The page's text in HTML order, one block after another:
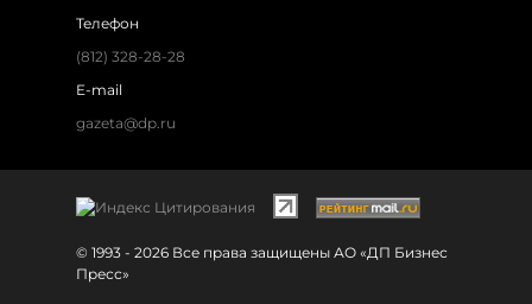
Телефон
(812) 328-28-28
E-mail
gazeta@dp.ru
© 1993 - 2026 Все права защищены АО «ДП Бизнес
Пресс»